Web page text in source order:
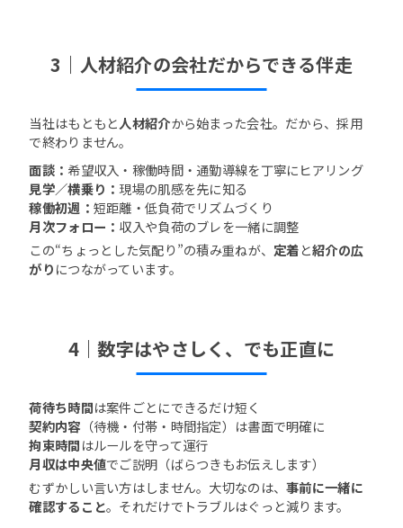
3｜人材紹介の会社だからできる伴走
当社はもともと人材紹介から始まった会社。だから、採用
で終わりません。
面談： 希望収入・稼働時間・通勤導線を丁寧にヒアリング
見学／横乗り：現場の肌感を先に知る
稼働初週： 短距離・低負荷でリズムづくり
月次フォロー： 収入や負荷のブレを一緒に調整
この“ちょっとした気配り”の積み重ねが、定着と紹介の広
がりにつながっています。
4｜数字はやさしく、でも正直に
荷待ち時間は案件ごとにできるだけ短く
契約内容 （待機・付帯・時間指定）は書面で明確に
拘束時間はルールを守って運行
月収は中央値でご説明（ばらつきもお伝えします）
むずかしい言い方はしません。大切なのは、事前に一緒に
確認すること。それだけでトラブルはぐっと減ります。